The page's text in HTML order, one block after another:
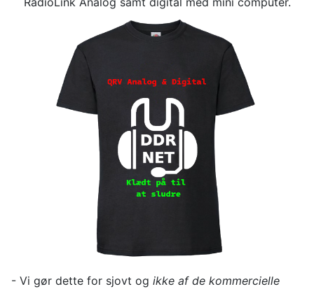
- Vi gør dette for sjovt og ikke af de kommercielle